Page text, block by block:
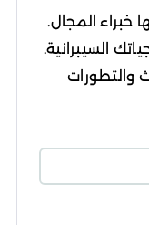
خبراء المجال.
السيبرانية.
والتطورات